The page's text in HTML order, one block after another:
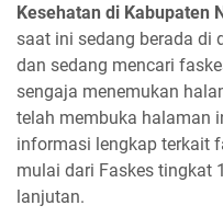
Kesehatan di Kabupaten
saat ini sedang berada di
dan sedang mencari
sengaja menemukan
telah membuka halaman
informasi lengkap terkait
mulai dari Faskes tingkat
lanjutan.